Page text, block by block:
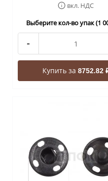
вкл. НДС
Выберите кол-во упак (1
-
Купить за 8752.82